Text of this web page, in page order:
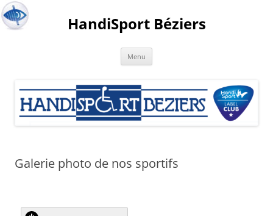
HandiSport Béziers
Menu
Galerie photo de nos sportifs